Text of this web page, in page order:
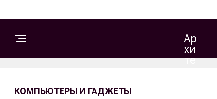
Ар
Хи
Те
КОМПЬЮТЕРЫ И ГАДЖЕТЫ